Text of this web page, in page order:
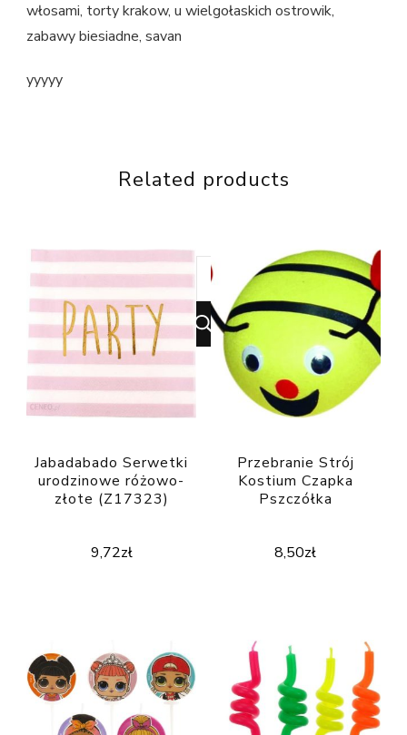
włosami, torty krakow, u wielgołaskich ostrowik,
zabawy biesiadne, savan
yyyyy
Related products
Jabadabado Serwetki
urodzinowe różowo-
złote (Z17323)
9,72zł
Przebranie Strój
Kostium Czapka
Pszczółka
8,50zł
Looking
for
Something?